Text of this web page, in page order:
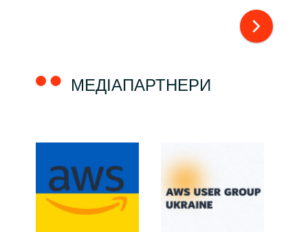
МЕДІАПАРТНЕРИ